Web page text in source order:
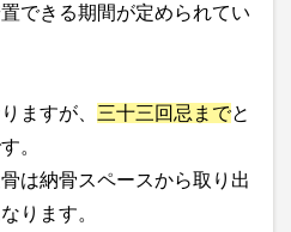
できる期間が定められてい
ますが、 三十三回忌までと
。
は納骨スペースから取り出
ります。